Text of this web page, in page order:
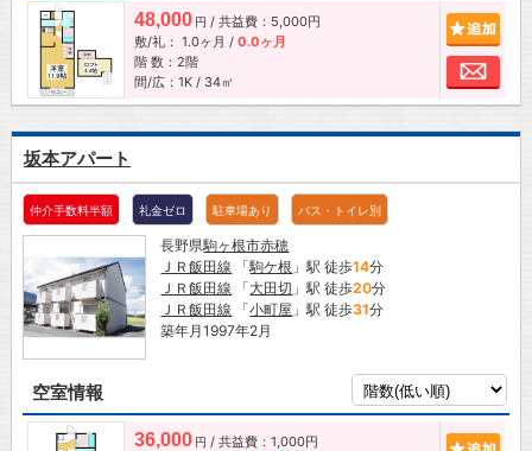
48,000 円 / 共益費：5,000円
敷/礼： 1.0ヶ月 / 0.0ヶ月
階 数：2階
間/広：1K / 34㎡
お
坂本アパート
仲介手数料半額 礼金ゼロ 駐車場あり バス・トイレ別
長野県駒ヶ根市赤穂
ＪＲ飯田線 「駒ケ根 」駅 徒歩14分
ＪＲ飯田線 「大田切 」駅 徒歩20分
ＪＲ飯田線 「小町屋 」駅 徒歩31分
築年月1997年2月
空室情報
36,000 円 / 共益費：1,000円